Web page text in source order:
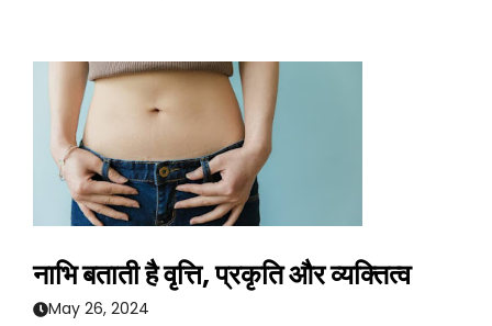
नाभि बताती है वृत्ति, प्रकृति और व्यक्तित्व
May 26, 2024